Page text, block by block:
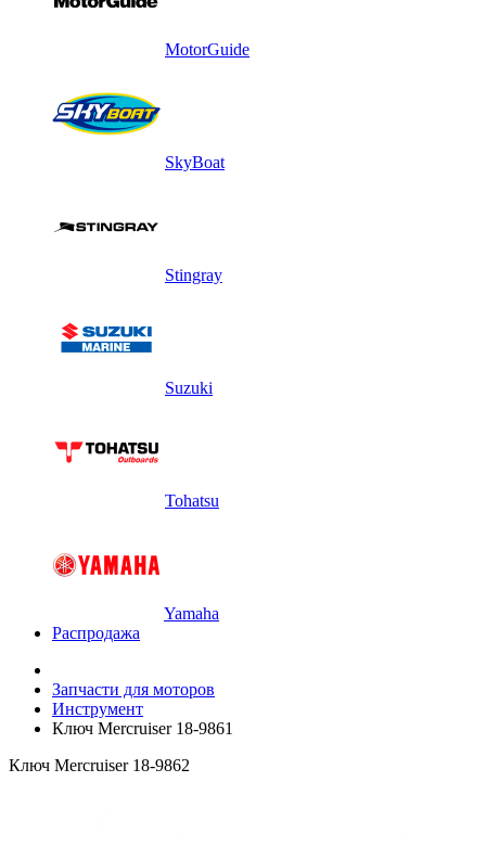
MotorGuide
SkyBoat
Stingray
Suzuki
Tohatsu
Yamaha
Распродажа
Запчасти для моторов
Инструмент
Ключ Mercruiser 18-9861
Ключ Mercruiser 18-9862